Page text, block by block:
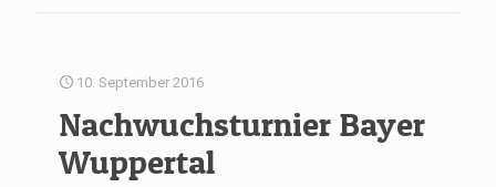
10. September 2016
Nachwuchsturnier Bayer
Wuppertal